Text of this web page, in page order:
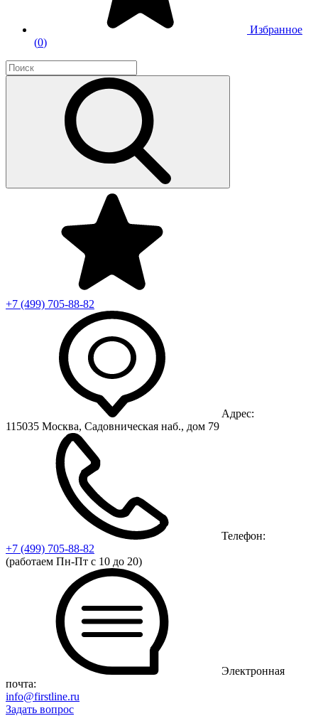
Избранное
(0)
+7 (499) 705-88-82
Адрес:
115035 Москва, Садовническая наб., дом 79
Телефон:
+7 (499) 705-88-82
(работаем Пн-Пт с 10 до 20)
Электронная
почта:
info@firstline.ru
Задать вопрос